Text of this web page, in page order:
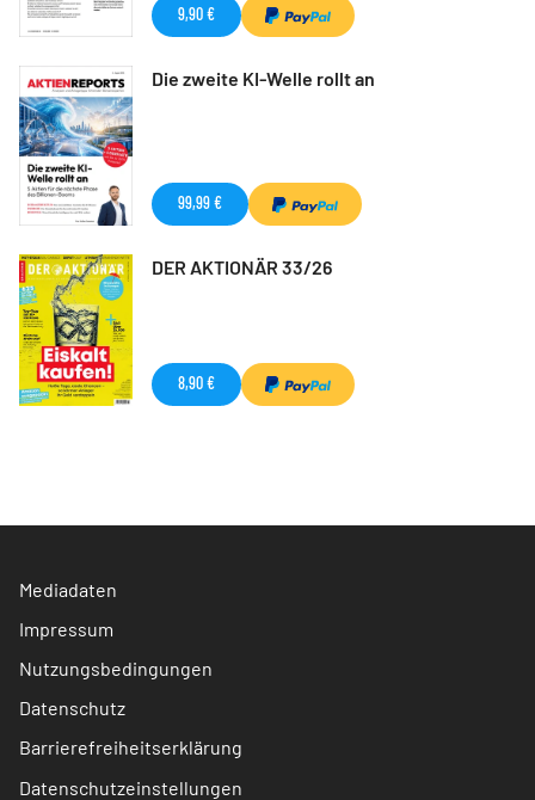
9,90 €
Die zweite KI-Welle rollt an
99,99 €
DER AKTIONÄR 33/26
8,90 €
Mediadaten
Impressum
Nutzungsbedingungen
Datenschutz
Barrierefreiheitserklärung
Datenschutzeinstellungen